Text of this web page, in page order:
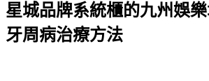
於
星城品牌系統櫃的九州娛
牙周病治療方法